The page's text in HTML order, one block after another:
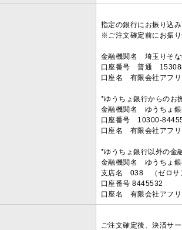
指定の銀行にお振り込
※ご注文確定前にお振
金融機関名 埼玉りそ
口座番号 普通
口座名 有限会社アフ
*ゆうちょ銀行からのお
金融機関名 ゆうちょ
口座番号 10300-
口座名 有限会社アフ
*ゆうちょ銀行以外の金
金融機関名 ゆうちょ
支店名 038 （ゼロサ
口座番号 8445532
口座名 有限会社アフ
ご注文確定後、決済サ